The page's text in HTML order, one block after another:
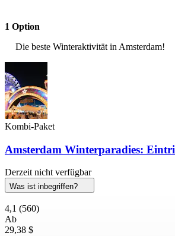
1 Option
Die beste Winteraktivität in Amsterdam!
Kombi-Paket
Amsterdam Winterparadies:
Derzeit nicht verfügbar
Was ist inbegriffen?
4,1 (560)
Ab
29,38 $